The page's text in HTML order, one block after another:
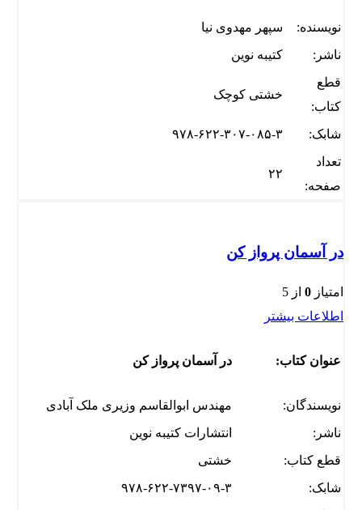
نویسنده:
سپهر مهدوی نیا
ناشر:
کتیبه نوین
قطع
کتاب:
خشتی کوچک
شابک:
۹۷۸-۶۲۲-۳۰۷-۰۸۵-۳
تعداد
صفحه:
۲۲
در آسمان پرواز کن
امتیاز 0 از 5
اطلاعات بیشتر
عنوان کتاب: در آسمان پرواز کن
نویسندگان:
مهندس ابوالقاسم وزیری ملک آبادی
ناشر:
انتشارات کتیبه نوین
قطع کتاب:
خشتی
شابک:
۹۷۸-۶۲۲-۷۳۹۷-۰۹-۳